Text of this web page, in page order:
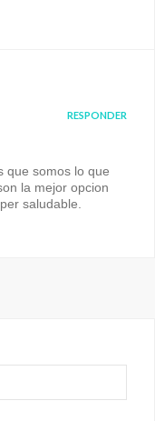
RESPONDER
que somos lo que
la mejor opcion
saludable.